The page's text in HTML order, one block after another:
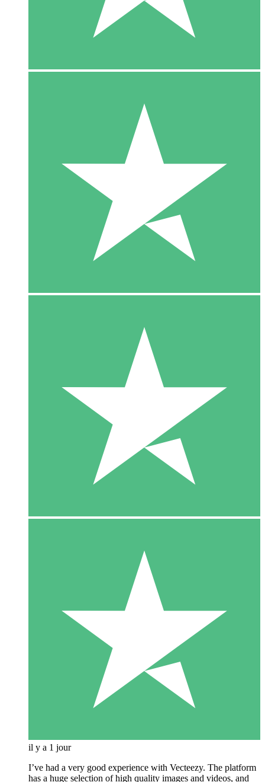
il y a 1 jour
I’ve had a very good experience with Vecteezy. The platform
has a huge selection of high quality images and videos, and